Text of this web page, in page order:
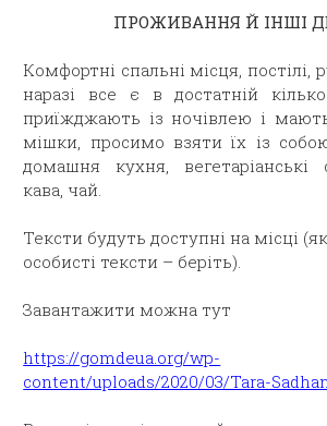
ПРОЖИВАННЯ Й ІНШІ
Комфортні спальні місця, постілі,
наразі все є в достатній
приїжджають із ночівлею і
мішки, просимо взяти їх із
домашня кухня, вегетаріанські
кава, чай.
Тексти будуть доступні на місці
особисті тексти – беріть).
Завантажити можна тут
https://gomdeua.org/wp-
content/uploads/2020/03/Tara-